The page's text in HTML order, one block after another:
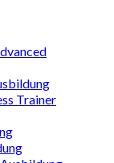
Trainer